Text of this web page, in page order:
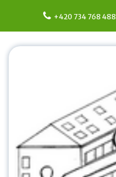
content
+420 734 768 488